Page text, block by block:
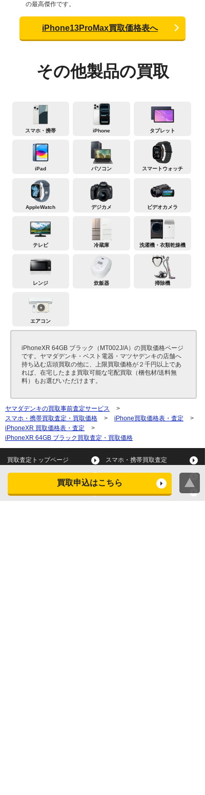
買取申込はこちら
の最高傑作です。
iPhone13ProMax買取価格表へ
その他製品の買取
スマホ・携帯 iPhone タブレット
iPad パソコン スマートウォッチ
AppleWatch デジカメ ビデオカメラ
テレビ 冷蔵庫 洗濯機・衣類乾燥機
レンジ 炊飯器 掃除機
エアコン
iPhoneXR 64GB ブラック（MT002J/A）の買取価格ページ
です。ヤマダデンキ・ベスト電器・マツヤデンキの店舗へ
持ち込む店頭買取の他に、上限買取価格が２千円以上であ
れば、在宅したまま買取可能な宅配買取（梱包材/送料無
料）もお選びいただけます。
ヤマダデンキの買取事前査定サービス
>
スマホ・携帯買取査定・買取価格
> iPhone買取価格表・査定
>
iPhoneXR 買取価格表・査定
>
iPhoneXR 64GB ブラック買取査定・買取価格
買取査定トップページ スマホ・携帯買取査定
タブレット買取査定
スマートウォッチ買取査定